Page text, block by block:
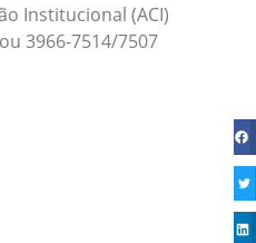
Institucional (ACI)
3966-7514/7507